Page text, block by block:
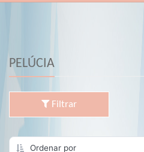
PELÚCIA
Filtrar